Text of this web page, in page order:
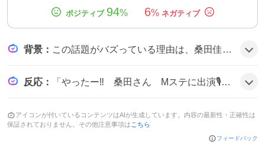
94% 6%
背景 ： この話題がバズっている理由は、桑田佳祐が70歳を迎えた節目に、約3年半ぶりの生出演と新曲リリース、さらに人気アニメ『あかね噺』の主題歌担当という三拍子が揃ったことがファンの期待感を高めたためだとみられる。
反応 ： 「やったー‼️ 桑田さん Mステに出演🎙️😆これは楽しみ⤴️」「Mステ見てたら 出たーーー！！ 桑田佳祐来週出演！！🎶」「桑田さんMステ ｷﾀ━(・∀・)━!!」といった投稿が多数見られ、楽しみや興奮の声が溢れている様子だ。
アイコンが付いているコンテンツはAIが生成しています。内容の最新性・正確性は
保証されておりません。その他注意事項は こちら
フィードバック